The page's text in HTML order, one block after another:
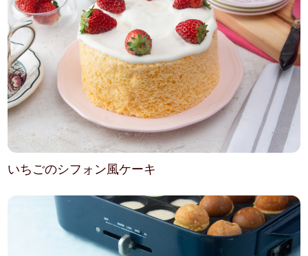
いちごのシフォン風ケーキ